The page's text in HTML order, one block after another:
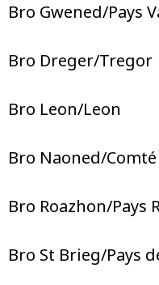
Bro Gwened/Pays
Bro Dreger/Tregor
Bro Leon/Leon
Bro Naoned/
Bro Roazhon/Pays
Bro St Brieg/Pays